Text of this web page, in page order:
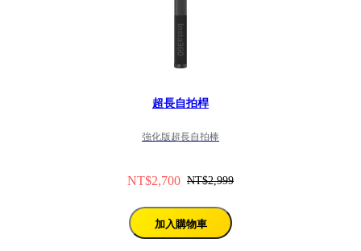
超長自拍桿
強化版超長自拍棒
NT$2,700 NT$2,999
加入購物車